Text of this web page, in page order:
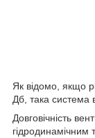
Як відомо, якщо
Дб, така система
Довговічність
гідродинамічним